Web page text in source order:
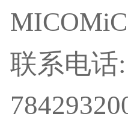
间：
中心Rho
有限公
联系电话